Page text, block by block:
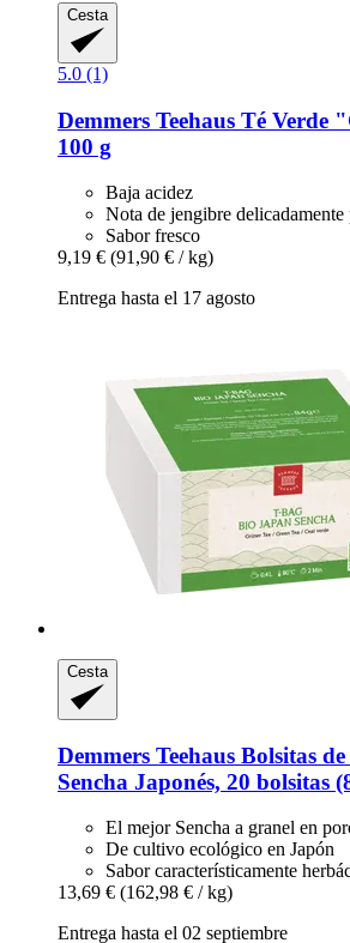
Cesta
5.0 (1)
Demmers Teehaus Té Verde
100 g
Baja acidez
Nota de jengibre delicadamente
Sabor fresco
9,19 € (91,90 € / kg)
Entrega hasta el 17 agosto
Cesta
Demmers Teehaus Bolsitas
Sencha Japonés, 20 bolsitas
El mejor Sencha a granel en
De cultivo ecológico en Japón
Sabor característicamente
13,69 € (162,98 € / kg)
Entrega hasta el 02 septiembre